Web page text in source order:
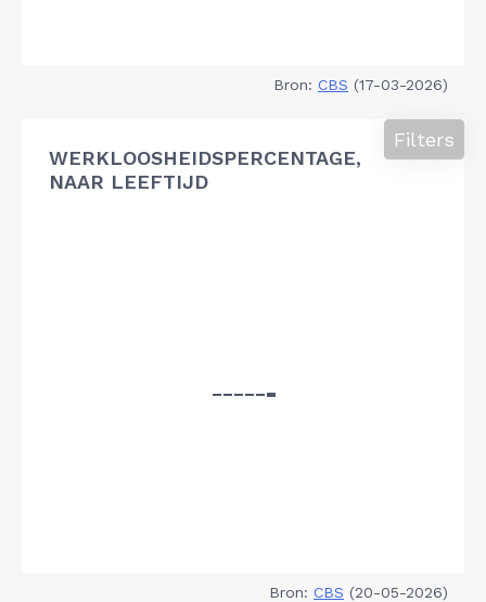
Bron: CBS (17-03-2026)
WERKLOOSHEIDSPERCENTAGE,
NAAR LEEFTIJD
Filters
Bron: CBS (20-05-2026)